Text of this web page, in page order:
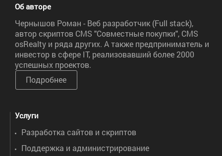
Об авторе
Чернышов Роман - Веб разработчик (Full stack),
автор скриптов CMS "Совместные покупки", CMS
osRealty и ряда других. А также предприниматель и
инвестор в сфере IT, реализовавший более 2000
успешных проектов.
Подробнее
Услуги
Разработка сайтов и скриптов
Поддержка и администрирование